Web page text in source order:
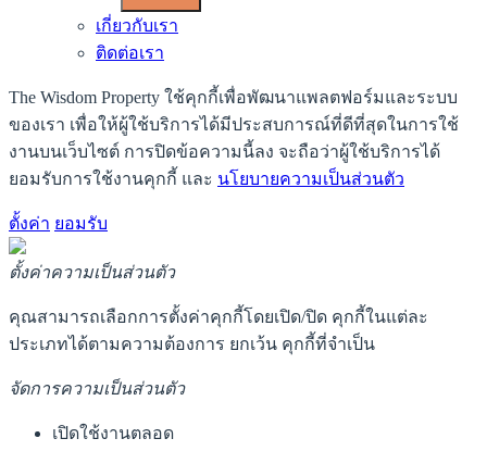
เกี่ยวกับเรา
ติดต่อเรา
The Wisdom Property ใช้คุกกี้เพื่อพัฒนาแพลตฟอร์มและระบบ
ของเรา เพื่อให้ผู้ใช้บริการได้มีประสบการณ์ที่ดีที่สุดในการใช้
งานบนเว็บไซต์ การปิดข้อความนี้ลง จะถือว่าผู้ใช้บริการได้
ยอมรับการใช้งานคุกกี้ และ นโยบายความเป็นส่วนตัว
ตั้งค่า ยอมรับ
ตั้งค่าความเป็นส่วนตัว
คุณสามารถเลือกการตั้งค่าคุกกี้โดยเปิด/ปิด คุกกี้ในแต่ละ
ประเภทได้ตามความต้องการ ยกเว้น คุกกี้ที่จำเป็น
จัดการความเป็นส่วนตัว
เปิดใช้งานตลอด